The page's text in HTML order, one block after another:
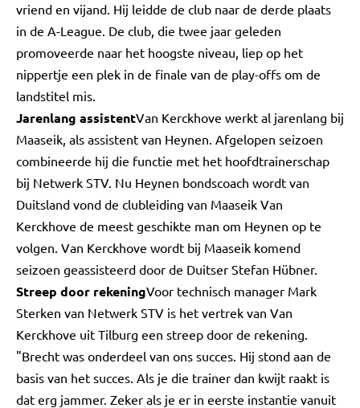
vriend en vijand. Hij leidde de club naar de derde plaats
in de A-League. De club, die twee jaar geleden
promoveerde naar het hoogste niveau, liep op het
nippertje een plek in de finale van de play-offs om de
landstitel mis.
Jarenlang assistentVan Kerckhove werkt al jarenlang bij
Maaseik, als assistent van Heynen. Afgelopen seizoen
combineerde hij die functie met het hoofdtrainerschap
bij Netwerk STV. Nu Heynen bondscoach wordt van
Duitsland vond de clubleiding van Maaseik Van
Kerckhove de meest geschikte man om Heynen op te
volgen. Van Kerckhove wordt bij Maaseik komend
seizoen geassisteerd door de Duitser Stefan Hübner.
Streep door rekeningVoor technisch manager Mark
Sterken van Netwerk STV is het vertrek van Van
Kerckhove uit Tilburg een streep door de rekening.
"Brecht was onderdeel van ons succes. Hij stond aan de
basis van het succes. Als je die trainer dan kwijt raakt is
dat erg jammer. Zeker als je er in eerste instantie vanuit